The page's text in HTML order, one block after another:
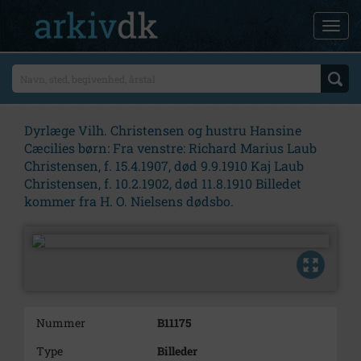
Dyrlæge Vilh. Christensen og hustru Hansine
Cæcilies børn: Fra venstre: Richard Marius Laub
Christensen, f. 15.4.1907, død 9.9.1910 Kaj Laub
Christensen, f. 10.2.1902, død 11.8.1910 Billedet
kommer fra H. O. Nielsens dødsbo.
Nummer
B11175
Type
Billeder